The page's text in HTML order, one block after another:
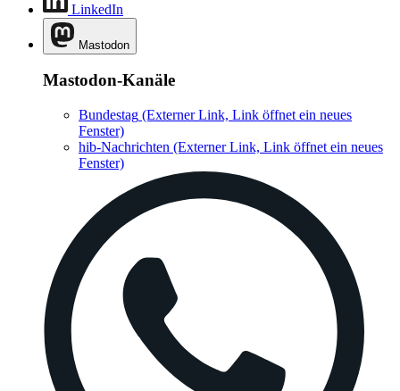
LinkedIn
Mastodon
Mastodon-Kanäle
Bundestag (Externer Link, Link öffnet ein neues
Fenster)
hib-Nachrichten (Externer Link, Link öffnet ein neues
Fenster)